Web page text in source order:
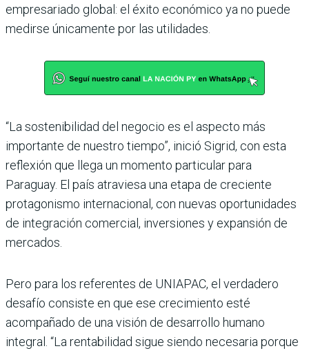
empresariado global: el éxito económico ya no puede
medirse únicamente por las utilidades.
“La sostenibilidad del negocio es el aspecto más
importante de nuestro tiempo”, inició Sigrid, con esta
reflexión que llega un momento particular para
Paraguay. El país atraviesa una etapa de creciente
protagonismo internacional, con nuevas oportunidades
de integración comercial, inversiones y expansión de
mercados.
Pero para los referentes de UNIAPAC, el verdadero
desafío consiste en que ese crecimiento esté
acompañado de una visión de desarrollo humano
integral. “La rentabilidad sigue siendo necesaria porque